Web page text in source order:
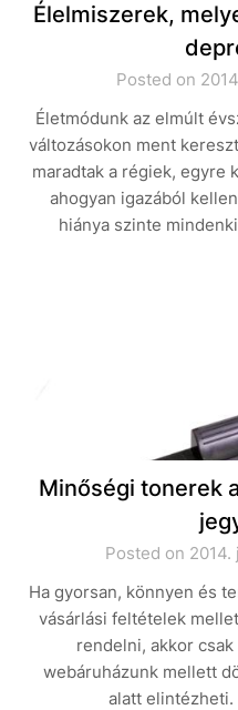
Élelmiszerek,
Posted on
Életmódunk az elmúlt
változásokon ment
maradtak a régiek, egyre
ahogyan igazából
hiánya szinte
Minőségi tonerek
Posted on
Ha gyorsan, könnyen és
vásárlási feltételek
rendelni, akkor
webáruházunk mellett
alatt